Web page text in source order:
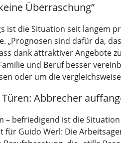
Überraschung”
ist die Situation seit langem
„Prognosen sind dafür da,
dank attraktiver Angebote
und Beruf besser
oder um die
Abbrecher
– befriedigend ist die
für Guido Werl: Die